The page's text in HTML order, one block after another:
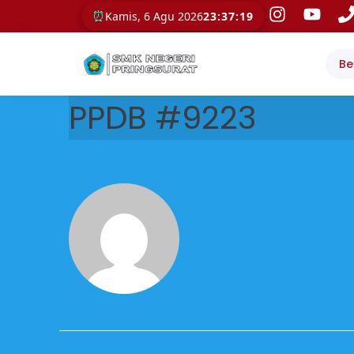
⏰ Kamis, 6 Agu 202623:37:19
PPDB #9223